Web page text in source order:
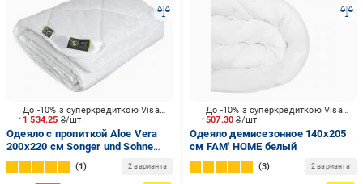
1 534.25 ₴/шт.
До -10% з суперкредиткою Visa Вигода
Одеяло с пропиткой Aloe Vera
200x220 см Songer und Sohne
белый
1 2 варианта
507.30₴/шт.
До -10% з суперкредиткою Visa Вигода
Одеяло демисезонное 140x205
см FAM' HOME белый
3 2 варианта